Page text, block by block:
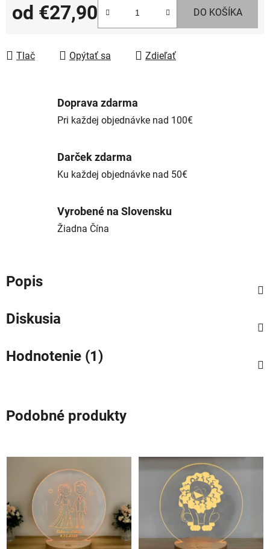
od €27,90 DO KOŠÍKA
Tlač Opýtať sa Zdieľať
Doprava zdarma
Pri každej objednávke nad 100€
Darček zdarma
Ku každej objednávke nad 50€
Vyrobené na Slovensku
Žiadna Čína
Popis
Diskusia
Hodnotenie (1)
Podobné produkty